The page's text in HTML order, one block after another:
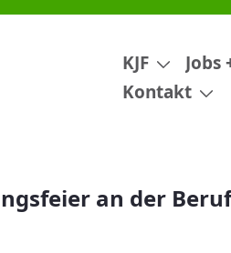
St.
KJF Jobs
Kontakt
an der